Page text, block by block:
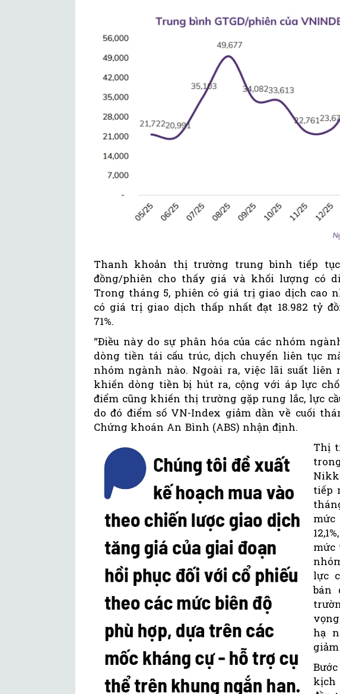
Thanh khoản thị trường trung bình tiếp
đồng/phiên cho thấy giá và khối lượng có
Trong tháng 5, phiên có giá trị giao dịch cao
có giá trị giao dịch thấp nhất đạt 18.982 tỷ
71%.
“Điều này do sự phân hóa của các nhóm
dòng tiền tái cấu trúc, dịch chuyển liên tục
nhóm ngành nào. Ngoài ra, việc lãi suất
khiến dòng tiền bị hút ra, cộng với áp lực
điểm cũng khiến thị trường gặp rung lắc, lực
do đó điểm số VN-Index giảm dần về cuối
Chứng khoán An Bình (ABS) nhận định.
Thị
tiếp
mức
lực
bán
hạ
kịch